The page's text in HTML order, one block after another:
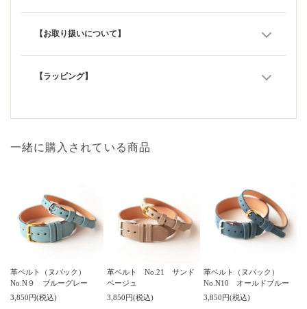
【お取り扱いについて】
【ラッピング】
一緒に購入されている商品
革ベルト（ヌバック）
No.N９ ブルーグレー
3,850円(税込)
革ベルト No.21 サンド
ベージュ
3,850円(税込)
革ベルト（ヌバック）
No.N10 オールドブルー
3,850円(税込)